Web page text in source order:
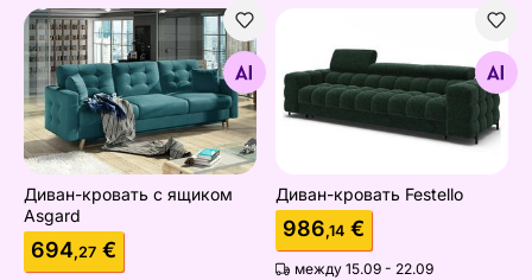
Диван-кровать с ящиком Asgard
Найдите похожие
Диван-кровать с ящиком
Asgard
694,27 €
Диван-кровать Festello
Найдите похожие
Диван-кровать Festello
986,14 €
между 15.09 - 22.09